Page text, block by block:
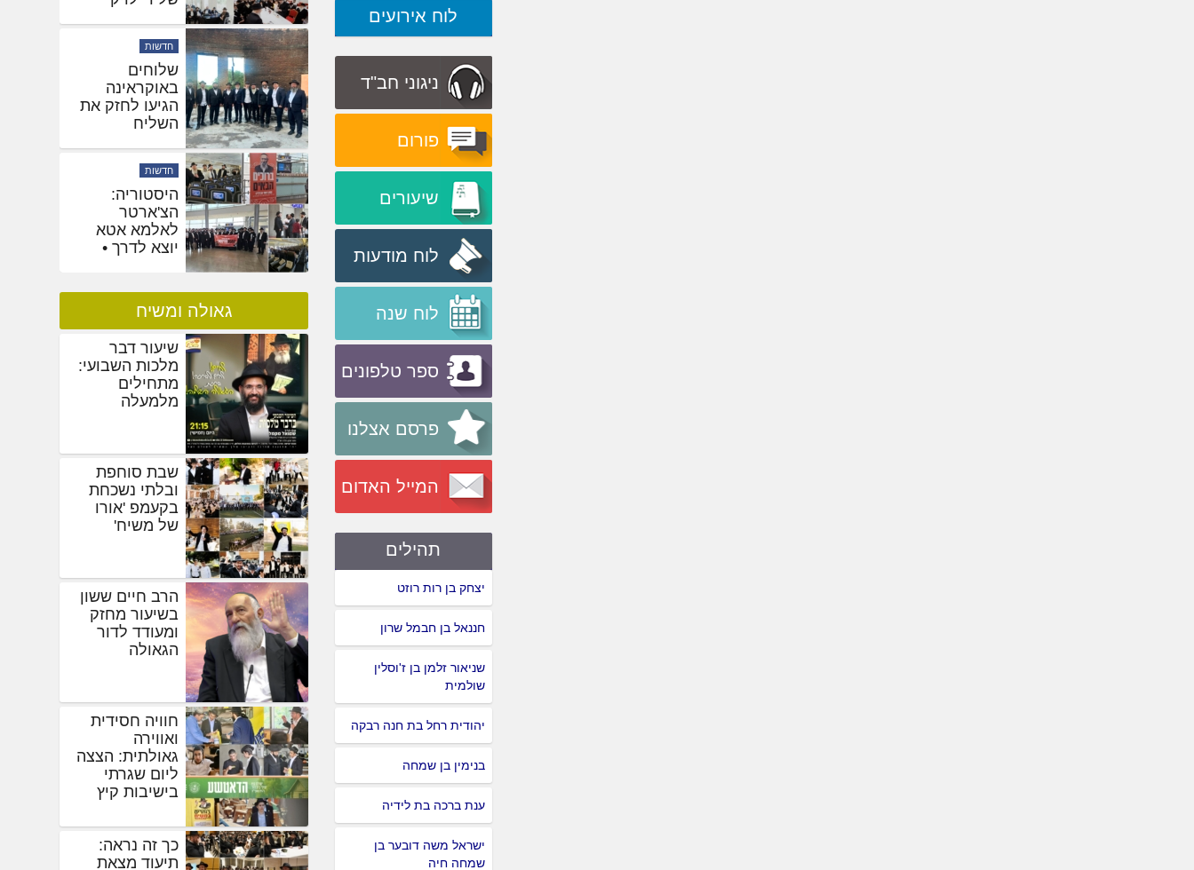
לוח אירועים
ניגוני חב"ד
פורום
שיעורים
לוח מודעות
לוח שנה
ספר טלפונים
פרסם אצלנו
המייל האדום
תהילים
יצחק בן רות רוזט
חננאל בן חבמל שרון
שניאור זלמן בן ז'וסלין
שולמית
יהודית רחל בת חנה רבקה
בנימין בן שמחה
ענת ברכה בת לידיה
ישראל משה דובער בן
שמחה חיה
חדשות
שלוחים
באוקראינה
הגיעו לחזק את
השליח
חדשות
היסטוריה:
הצ'ארטר
לאלמא אטא
יוצא לדרך •
גאולה ומשיח
שיעור דבר
מלכות השבועי:
מתחילים
מלמעלה
שבת סוחפת
ובלתי נשכחת
בקעמפ 'אורו
של משיח'
הרב חיים ששון
בשיעור מחזק
ומעודד לדור
הגאולה
חוויה חסידית
ואווירה
גאולתית: הצצה
ליום שגרתי
בישיבות קיץ
כך זה נראה:
תיעוד מצאת